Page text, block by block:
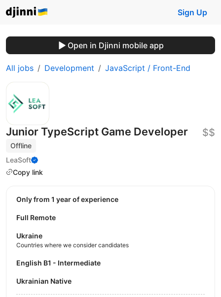
Sign Up
Open in Djinni mobile app
All jobs Development JavaScript / Front-End
Junior TypeScript Game Developer
Offline
LeaSoft
Copy link
$$
Only from 1 year of experience
Full Remote
Ukraine
Countries where we consider candidates
English B1 - Intermediate
Ukrainian Native